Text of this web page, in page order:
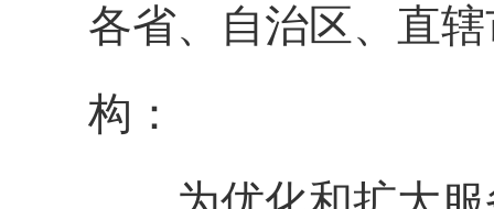
各省、自治区、直
构：